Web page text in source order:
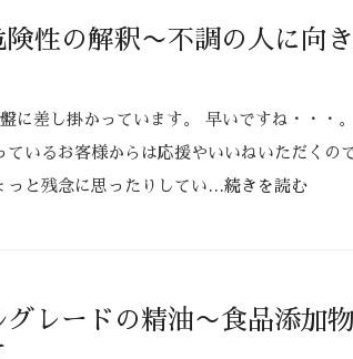
険性の解釈〜不調の人に向
に差し掛かっています。 早いですね・・・
ているお客様からは応援やいいねいただくの
っと残念に思ったりしてい…続きを読む
グレードの精油〜食品添加